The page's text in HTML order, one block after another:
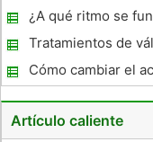
motor de Kia
¿A qué ritmo se
Tratamientos de
Cómo cambiar el
2005
Artículo caliente